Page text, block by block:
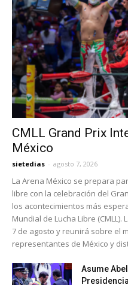
CMLL Grand Prix
México
sietedias - agosto 7, 2026
La Arena México se prepara
libre con la celebración del
los acontecimientos más
Mundial de Lucha Libre
7 de agosto y reunirá sobre el
representantes de México y
Asume